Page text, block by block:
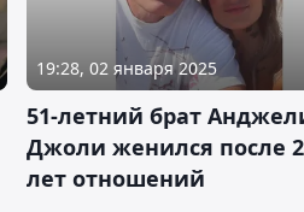
19:28, 02 января 2025
51-летний брат
Джоли женился после
лет отношений